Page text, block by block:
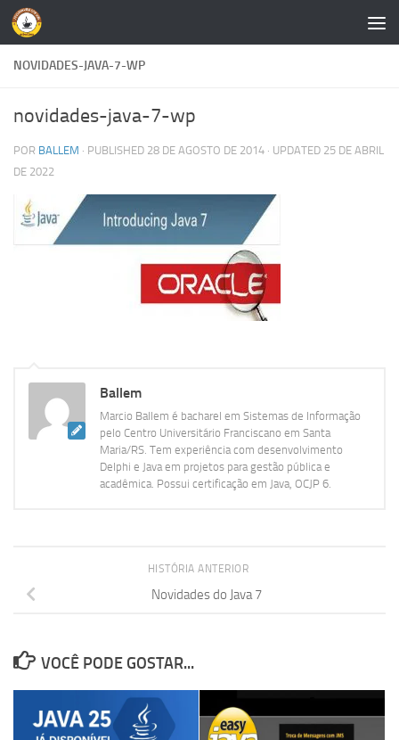
Skip to content
NOVIDADES-JAVA-7-WP
novidades-java-7-wp
POR BALLEM · PUBLISHED 28 DE AGOSTO DE 2014 · UPDATED 25 DE ABRIL
DE 2022
Ballem
Marcio Ballem é bacharel em Sistemas de Informação
pelo Centro Universitário Franciscano em Santa
Maria/RS. Tem experiência com desenvolvimento
Delphi e Java em projetos para gestão pública e
acadêmica. Possui certificação em Java, OCJP 6.
HISTÓRIA ANTERIOR
Novidades do Java 7
VOCÊ PODE GOSTAR...